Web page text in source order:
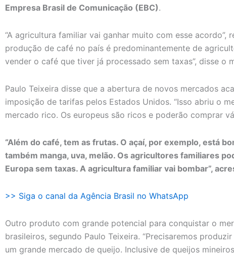
Empresa Brasil de Comunicação (EBC).
“A agricultura familiar vai ganhar muito com esse acordo”,
produção de café no país é predominantemente de
vender o café que tiver já processado sem taxas”, disse o
Paulo Teixeira disse que a abertura de novos mercados
imposição de tarifas pelos Estados Unidos. “Isso abriu o
mercado rico. Os europeus são ricos e poderão comprar
“Além do café, tem as frutas. O açaí, por exemplo, está
também manga, uva, melão. Os agricultores familiares
Europa sem taxas. A agricultura familiar vai bombar”,
>> Siga o canal da Agência Brasil no WhatsApp
Outro produto com grande potencial para conquistar o
brasileiros, segundo Paulo Teixeira. “Precisaremos
um grande mercado de queijo. Inclusive de queijos